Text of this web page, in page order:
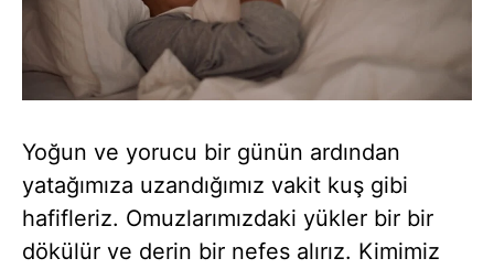
Yoğun ve yorucu bir günün ardından
yatağımıza uzandığımız vakit kuş gibi
hafifleriz. Omuzlarımızdaki yükler bir bir
dökülür ve derin bir nefes alırız. Kimimiz